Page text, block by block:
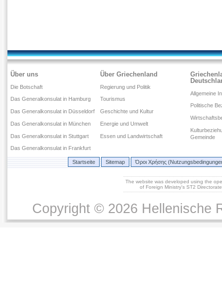
Über uns
Die Botschaft
Das Generalkonsulat in Hamburg
Das Generalkonsulat in Düsseldorf
Das Generalkonsulat in München
Das Generalkonsulat in Stuttgart
Das Generalkonsulat in Frankfurt
Über Griechenland
Regierung und Politik
Tourismus
Geschichte und Kultur
Energie und Umwelt
Essen und Landwirtschaft
Allgemeine
Politische
Gemeinde
Startseite Sitemap Όροι Χρήσης
The website was developed using the
of Foreign Ministry's ST2
Copyright © 2026 Hellenische